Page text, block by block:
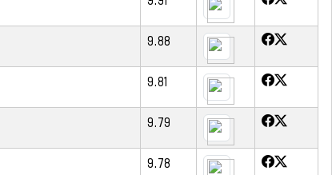
9.88
9.81
9.79
9.78